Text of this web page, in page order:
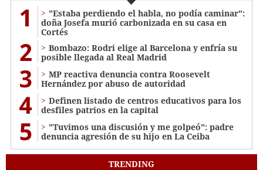
1
"Estaba perdiendo el habla, no podía caminar":
doña Josefa murió carbonizada en su casa en
Cortés
2
Bombazo: Rodri elige al Barcelona y enfría su
posible llegada al Real Madrid
3
MP reactiva denuncia contra Roosevelt
Hernández por abuso de autoridad
4
Definen listado de centros educativos para los
desfiles patrios en la capital
5
"Tuvimos una discusión y me golpeó": padre
denuncia agresión de su hijo en La Ceiba
TRENDING